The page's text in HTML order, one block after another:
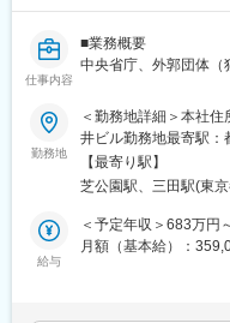
率化に貢献でき、結果
す。
変更の範囲：会社の定
館となります。
今後は、デジタルマ
期アプローチを中心に
商談期間は、案件に
あるため、予算が付け
金額規模では基幹シ
億です。NECと概ね事
【業績評価】
仕事内容
■業務概要
中央省庁、外郭団体（
■業務詳細
中央省庁、外郭団体
ステム開発、クラウ
ただきます。
■事業領域
勤務地
＜勤務地詳細＞本社
井ビル勤務地最寄駅：
動喫煙対策：屋内全
モートワーク含む）
【最寄り駅】
芝公園駅、三田駅(東
給与
＜予定年収＞683万円
月額（基本給）：